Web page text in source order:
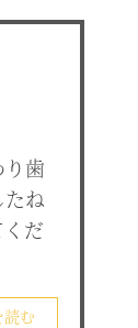
歯
ね
だ
む